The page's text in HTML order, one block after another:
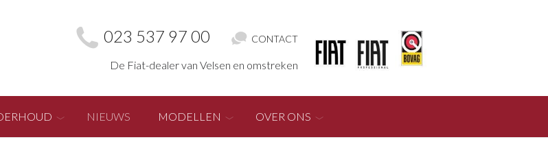
023 537 97 00 CONTACT
De Fiat-dealer van Velsen en omstreken
NIEUWS MODELLEN OVER ONS